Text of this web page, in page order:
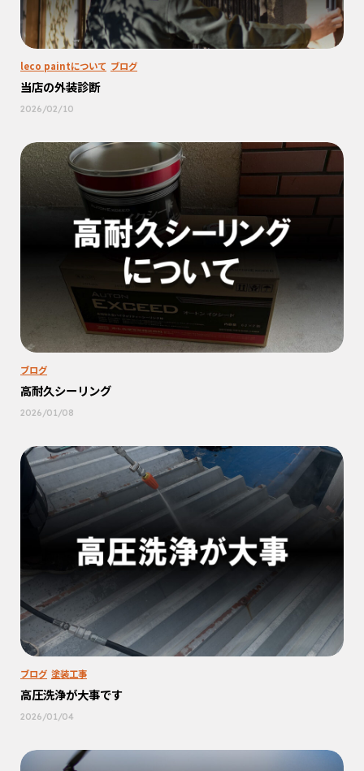
leco paintについて ブログ
当店の外装診断
2026/02/10
ブログ
高耐久シーリング
2026/01/08
ブログ 塗装工事
高圧洗浄が大事です
2026/01/04